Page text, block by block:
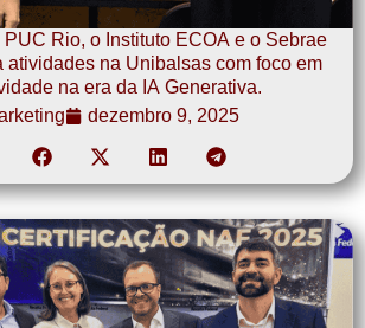
PUC Rio, o Instituto ECOA e o Sebrae
atividades na Unibalsas com foco em
na era da IA Generativa.
dezembro 9, 2025